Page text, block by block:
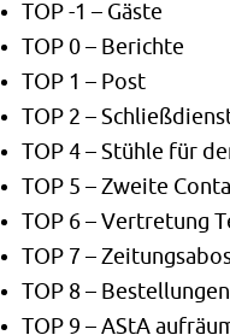
TOP -1 – Gäste
TOP 0 – Be­rich­te
TOP 1 – Post
TOP 2 –
TOP 4 – Stüh­le für
TOP 5 – Zwei­te
TOP 6 – Ver­tre­tung
TOP 7 –
TOP 8 –
TOP 9 – AStA